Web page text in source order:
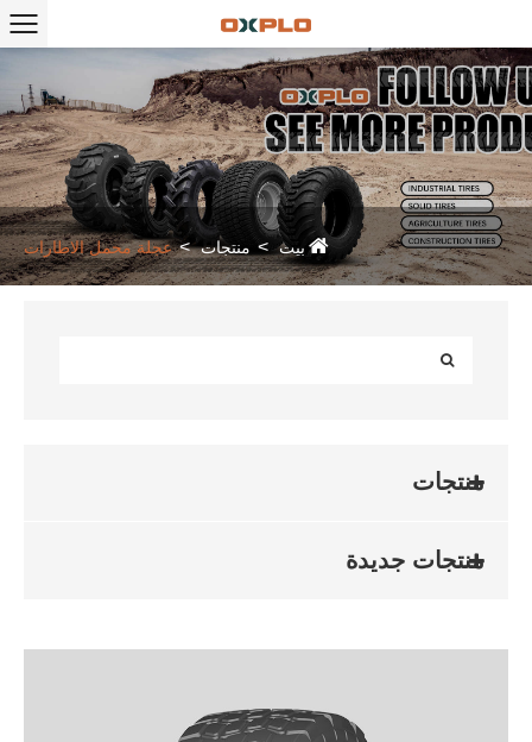
بيت منتجات عجلة محمل الاطارات
منتجات
منتجات جديدة